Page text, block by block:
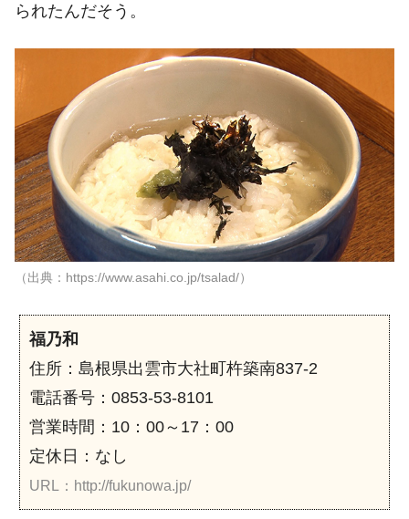
られたんだそう。
（出典：https://www.asahi.co.jp/tsalad/）
福乃和
住所：島根県出雲市大社町杵築南837-2
電話番号：0853-53-8101
営業時間：10：00～17：00
定休日：なし
URL：http://fukunowa.jp/